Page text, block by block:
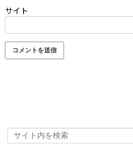
サイト